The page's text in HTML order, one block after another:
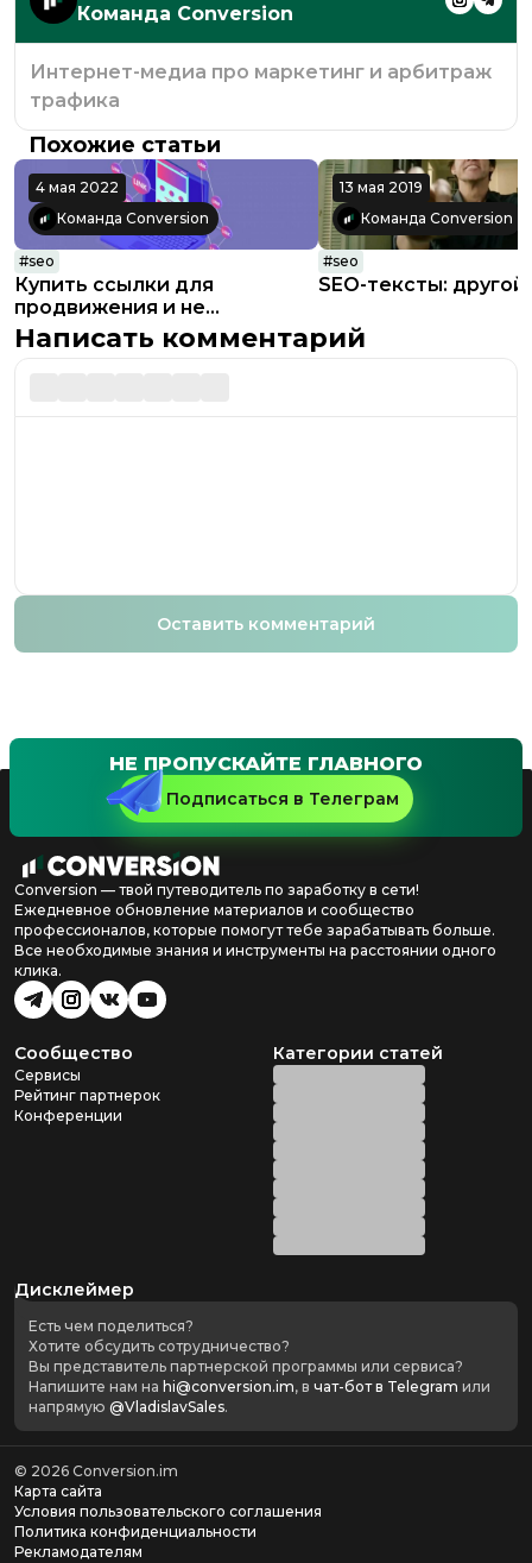
Команда Conversion
Интернет-медиа про маркетинг и арбитраж
трафика
Похожие статьи
4 мая 2022
Команда Conversion
#seo
Купить ссылки для
продвижения и не
прогадать
13 мая 2019
Команда Conversion
#seo
SEO-тексты:
Написать комментарий
Оставить комментарий
НЕ ПРОПУСКАЙТЕ ГЛАВНОГО
Подписаться в Телеграм
Conversion — твой путеводитель по заработку в сети!
Ежедневное обновление материалов и сообщество
профессионалов, которые помогут тебе зарабатывать больше.
Все необходимые знания и инструменты на расстоянии одного
клика.
Сообщество
Сервисы
Рейтинг партнерок
Конференции
Категории статей
Дисклеймер
Есть чем поделиться?
Хотите обсудить сотрудничество?
Вы представитель партнерской программы или сервиса?
Напишите нам на hi@conversion.im, в чат-бот в Telegram или
напрямую @VladislavSales.
© 2026 Conversion.im
Карта сайта
Условия пользовательского соглашения
Политика конфиденциальности
Рекламодателям